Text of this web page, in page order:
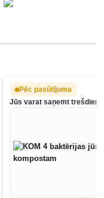
Pēc pasūtījuma
Jūs varat saņemt trešdien,